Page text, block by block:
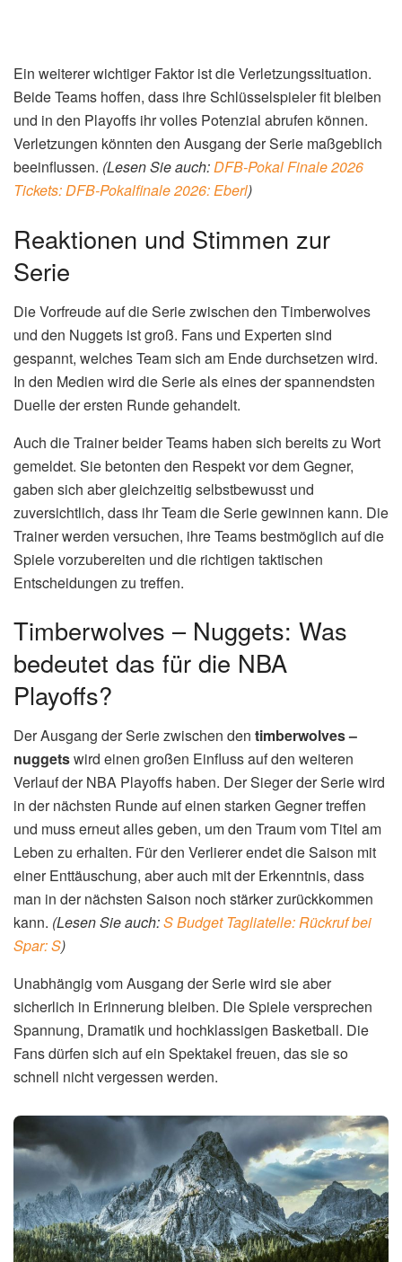
führt. Aber auch die erfahrenen Spieler im Kader sind
wichtig, um die jungen Talente zu führen und in den
entscheidenden Momenten die richtigen Entscheidungen
zu treffen.
Bei den Nuggets ruhen die Hoffnungen vor allem auf ihrem
entscheiden. Seine Vielseitigkeit und seine Fähigkeit,
sowohl aus der Distanz als auch in Korbnähe zu punkten,
machen ihn zu einem der gefährlichsten Spieler der Liga.
Neben ihm sind aber auch die Rollenspieler von großer
Bedeutung, die mit ihrer Energie und ihrem Einsatz
wichtige Akzente setzen können.
Beide Teams hoffen, dass ihre Schlüsselspieler fit bleiben
und in den Playoffs ihr volles Potenzial abrufen können.
Verletzungen könnten den Ausgang der Serie maßgeblich
beeinflussen. (Lesen Sie auch:
Tickets: DFB-Pokalfinale 2026: Eberl)
Reaktionen und Stimmen zur
Serie
Die Vorfreude auf die Serie zwischen den Timberwolves
und den Nuggets ist groß. Fans und Experten sind
gespannt, welches Team sich am Ende durchsetzen wird.
In den Medien wird die Serie als eines der spannendsten
Duelle der ersten Runde gehandelt.
Auch die Trainer beider Teams haben sich bereits zu Wort
gemeldet. Sie betonten den Respekt vor dem Gegner,
gaben sich aber gleichzeitig selbstbewusst und
zuversichtlich, dass ihr Team die Serie gewinnen kann. Die
Trainer werden versuchen, ihre Teams bestmöglich auf die
Entscheidungen zu treffen.
Timberwolves – Nuggets: Was
bedeutet das für die NBA
Playoffs?